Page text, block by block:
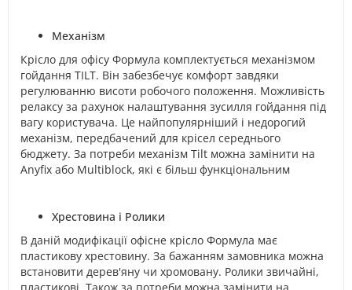
Механізм
Крісло для офісу Формула комплектується механізмом
гойдання TILT. Він забезбечує комфорт завдяки
регулюванню висоти робочого положення. Можливість
релаксу за рахунок налаштування зусилля гойдання під
вагу користувача. Це найпопулярніший і недорогий
механізм, передбачений для крісел середнього
бюджету. За потреби механізм Tilt можна замінити на
Anyfix або Multiblock, які є більш функціональним
Хрестовина і Ролики
В даній модифікації офісне крісло Формула має
пластикову хрестовину. За бажанням замовника можна
встановити дерев'яну чи хромовану. Ролики звичайні,